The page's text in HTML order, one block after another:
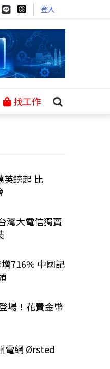
登入
找工作
英鎊起 比
灣大電信獨賣
716% 中國記
場！花費金幣
電網 Ørsted